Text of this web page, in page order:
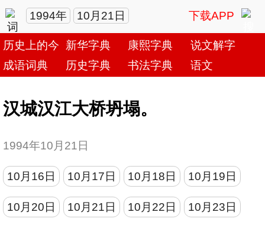
1994年 10月21日 下载APP
历史上的今天新华字典 康熙字典
说文解字
成语词典
历史字典 书法字典 语文
汉城汉江大桥坍塌。
1994年10月21日
10月16日 10月17日 10月18日 10月19日
10月20日 10月21日 10月22日 10月23日